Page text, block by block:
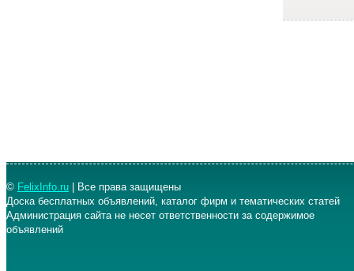
© FelixInfo.ru | Все права защищены
Доска бесплатных объявлений, каталог фирм и тематических статей
Администрация сайта не несет ответственности за содержимое
объявлений